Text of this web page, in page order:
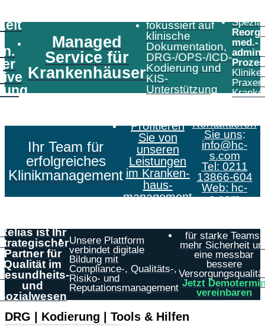
Managed
Service für
Krankenhäuser
fokussiert auf
klinische
Dokumentation,
DRG-/OPS-/ICD-
Kodierung und
KIS-
Unterstützung
med.-
Ihr Team für
erfolgreiches
Klinikmanagement
Profitieren
Sie von
unseren
Leistungen
im Kranken­
haus­
management
Kontaktieren
Sie uns:
info@hc-
s.com
Tel: 0211
13866-604
Web: hc-
s.com
ist Ihr
Partner für
Qualität im
und
Unsere Plattform
verbindet digitale
Bildung mit
Compliance-, Qualitäts-,
Risiko- und
Reputationsmanagement
für starke Teams,
mehr Sicherheit
eine messbar
bessere
Jetzt
vereinbaren
DRG | Kodierung | Tools & Hilfen